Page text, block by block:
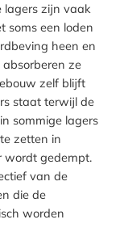
lagers zijn vaak
soms een loden
heen en
ze
zelf blijft
staat terwijl de
sommige lagers
zetten in
wordt gedempt.
van de
die de
worden